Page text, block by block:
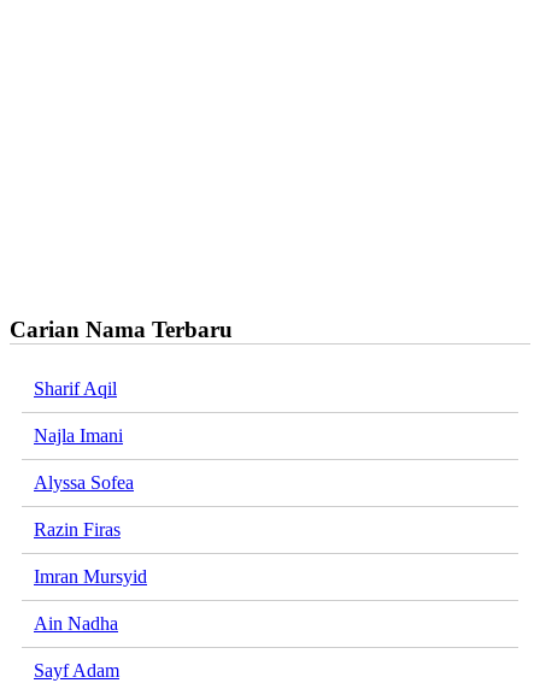
Carian Nama Terbaru
Sharif Aqil
Najla Imani
Alyssa Sofea
Razin Firas
Imran Mursyid
Ain Nadha
Sayf Adam